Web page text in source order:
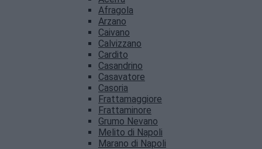
Afragola
Arzano
Caivano
Calvizzano
Cardito
Casandrino
Casavatore
Casoria
Frattamaggiore
Frattaminore
Grumo Nevano
Melito di Napoli
Marano di Napoli